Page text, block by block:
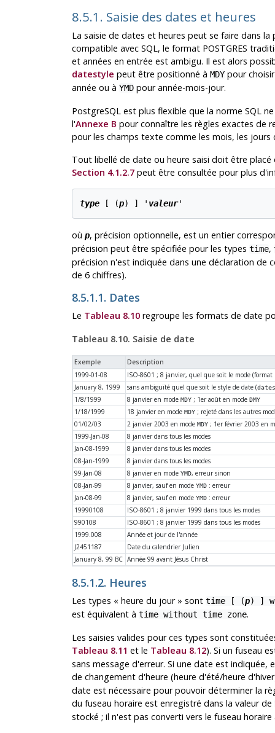
8.5.1. Saisie des dates et heures
La saisie de dates et heures peut se faire dans
compatible avec SQL, le format POSTGRES
et années en entrée est ambigu. Il est alors
datestyle peut être positionné à MDYpour
année ou à YMDpour année-mois-jour.
PostgreSQLest plus flexible que la norme SQLne
l'Annexe B pour connaître les règles exactes de
pour les champs texte comme les mois, les jours
Tout libellé de date ou heure saisi doit être
Section 4.1.2.7peut être consultée pour plus
type [ (p) ] ' valeur'
où p, précision optionnelle, est un entier
précision peut être spécifiée pour les types time,
précision n'est indiquée dans une déclaration de
de 6 chiffres).
8.5.1.1. Dates
Le Tableau 8.10regroupe les formats de date
Tableau 8.10. Saisie de date
Exemple
Description
1999-01-08
ISO-8601 ; 8 janvier, quel que soit le mode (format
January 8, 1999
sans ambiguïté quel que soit le style de date (
1/8/1999 8 janvier en modeMDY ; 1er août en modeDMY
1/18/1999 18 janvier en modeMDY ; rejeté dans les autres
01/02/03
2 janvier 2003 en modeMDY ; 1er février 2003 en
1999-Jan-08
8 janvier dans tous les modes
Jan-08-1999
8 janvier dans tous les modes
08-Jan-1999
8 janvier dans tous les modes
99-Jan-08
8 janvier en modeYMD, erreur sinon
08-Jan-99
8 janvier, sauf en modeYMD : erreur
Jan-08-99
8 janvier, sauf en modeYMD : erreur
19990108
ISO-8601 ; 8 janvier 1999 dans tous les modes
990108
ISO-8601 ; 8 janvier 1999 dans tous les modes
1999.008
Année et jour de l'année
J2451187
Date du calendrier Julien
January 8, 99 BC Année 99 avant Jésus Christ
8.5.1.2. Heures
Les types « heure du jour» sont time [ (p) ]
est équivalent à time without time zone.
Les saisies valides pour ces types sont
Tableau 8.11 et le Tableau 8.12). Si un fuseau
sans message d'erreur. Si une date est indiquée,
de changement d'heure (heure d'été/heure
date est nécessaire pour pouvoir déterminer la
du fuseau horaire est enregistré dans la valeur de
stocké ; il n'est pas converti vers le fuseau horaire